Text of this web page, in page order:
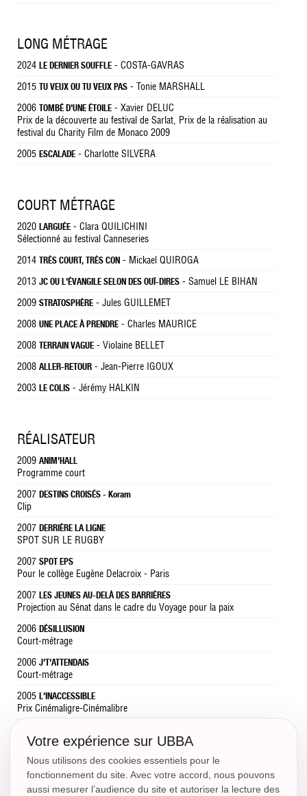
LONG MÉTRAGE
2024 LE DERNIER SOUFFLE - COSTA-GAVRAS
2015 TU VEUX OU TU VEUX PAS - Tonie MARSHALL
2006 TOMBÉ D'UNE ÉTOILE - Xavier DELUC
Prix de la découverte au festival de Sarlat, Prix de la réalisation au
festival du Charity Film de Monaco 2009
2005 ESCALADE - Charlotte SILVERA
COURT MÉTRAGE
2020 LARGUÉE - Clara QUILICHINI
Sélectionné au festival Canneseries
2014 TRÈS COURT, TRÈS CON - Mickael QUIROGA
2013 JC OU L'ÉVANGILE SELON DES OUÏ-DIRES - Samuel LE BIHAN
2009 STRATOSPHÈRE - Jules GUILLEMET
2008 UNE PLACE À PRENDRE - Charles MAURICE
2008 TERRAIN VAGUE - Violaine BELLET
2008 ALLER-RETOUR - Jean-Pierre IGOUX
2003 LE COLIS - Jérémy HALKIN
RÉALISATEUR
2009 ANIM'HALL
Programme court
2007 DESTINS CROISÉS - Koram
Clip
2007 DERRIÈRE LA LIGNE
SPOT SUR LE RUGBY
2007 SPOT EPS
Pour le collège Eugène Delacroix - Paris
2007 LES JEUNES AU-DELÀ DES BARRIÈRES
Projection au Sénat dans le cadre du Voyage pour la paix
2006 DÉSILLUSION
Court-métrage
2006 J'T'ATTENDAIS
Court-métrage
2005 L'INACCESSIBLE
Prix Cinémaligre-Cinémalibre
FORMATION
2005-2007Cours Raymond Aquaviva (Sudden Théâtre) Diplôme de 4ème
année-
Votre expérience sur UBBA
Nous utilisons des cookies essentiels pour le
fonctionnement du site. Avec votre accord, nous pouvons
aussi mesurer l’audience du site et autoriser la lecture des